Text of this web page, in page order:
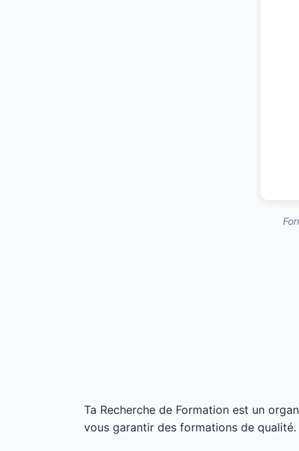
Ta Recherche de Formation est un
vous garantir des formations de qualité.